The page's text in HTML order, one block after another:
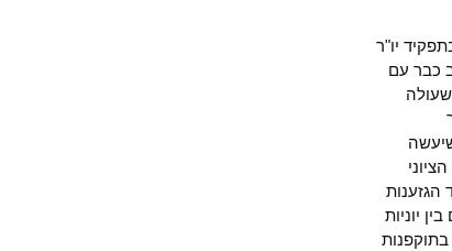
יו"ר
כבר עם
שעולה
הגזענות
יוניות